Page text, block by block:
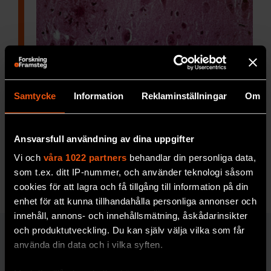
Samtycke Information Reklaminställningar Om
Ansvarsfull användning av dina uppgifter
Vi och våra 1022 partners behandlar din personliga data,
som t.ex. ditt IP-nummer, och använder teknologi såsom
cookies för att lagra och få tillgång till information på din
enhet för att kunna tillhandahålla personliga annonser och
innehåll, annons- och innehållsmätning, åskådarinsikter
och produktutveckling. Du kan själv välja vilka som får
använda din data och i vilka syften.
Placken är inte hela problemet
Alzheimers sjukdom karakteriserasbland
annat av att olösliga klumpar av protein
upp av proteinbitar, bara 40–42 aminosyror
långa.
MEDICIN & HÄLSA
MEDICIN & HÄLSA